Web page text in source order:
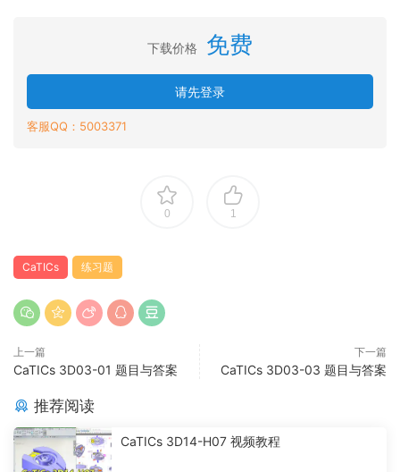
下载价格 免费
请先登录
客服QQ：5003371
0 1
CaTICs 练习题
上一篇
CaTICs 3D03-01 题目与答案
下一篇
CaTICs 3D03-03 题目与答案
推荐阅读
CaTICs 3D14-H07 视频教程